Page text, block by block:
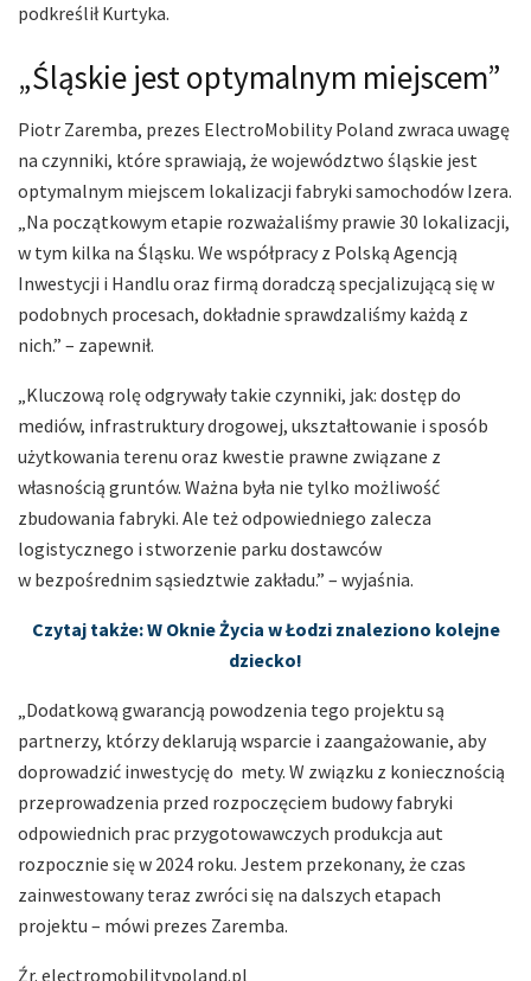
podkreślił Kurtyka.
„Śląskie jest optymalnym miejscem”
Piotr Zaremba, prezes ElectroMobility Poland zwraca uwagę
na czynniki, które sprawiają, że województwo śląskie jest
optymalnym miejscem lokalizacji fabryki samochodów Izera.
„Na początkowym etapie rozważaliśmy prawie 30 lokalizacji,
w tym kilka na Śląsku. We współpracy z Polską Agencją
Inwestycji i Handlu oraz firmą doradczą specjalizującą się w
podobnych procesach, dokładnie sprawdzaliśmy każdą z
nich.” – zapewnił.
„Kluczową rolę odgrywały takie czynniki, jak: dostęp do
mediów, infrastruktury drogowej, ukształtowanie i sposób
użytkowania terenu oraz kwestie prawne związane z
własnością gruntów. Ważna była nie tylko możliwość
zbudowania fabryki. Ale też odpowiedniego zalecza
logistycznego i stworzenie parku dostawców
w bezpośrednim sąsiedztwie zakładu.” – wyjaśnia.
Czytaj także: W Oknie Życia w Łodzi znaleziono kolejne
dziecko!
„Dodatkową gwarancją powodzenia tego projektu są
partnerzy, którzy deklarują wsparcie i zaangażowanie, aby
doprowadzić inwestycję do mety. W związku z koniecznością
przeprowadzenia przed rozpoczęciem budowy fabryki
odpowiednich prac przygotowawczych produkcja aut
rozpocznie się w 2024 roku. Jestem przekonany, że czas
zainwestowany teraz zwróci się na dalszych etapach
projektu – mówi prezes Zaremba.
Źr. electromobilitypoland.pl